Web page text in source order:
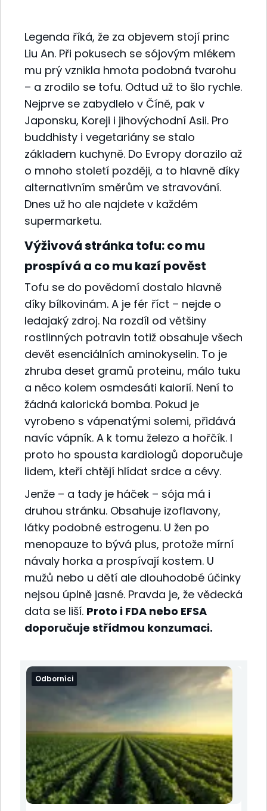
Legenda říká, že za objevem stojí princ
Liu An. Při pokusech se sójovým mlékem
mu prý vznikla hmota podobná tvarohu
– a zrodilo se tofu. Odtud už to šlo rychle.
Nejprve se zabydlelo v Číně, pak v
Japonsku, Koreji i jihovýchodní Asii. Pro
buddhisty i vegetariány se stalo
základem kuchyně. Do Evropy dorazilo až
o mnoho století později, a to hlavně díky
alternativním směrům ve stravování.
Dnes už ho ale najdete v každém
supermarketu.
Výživová stránka tofu: co mu
prospívá a co mu kazí pověst
Tofu se do povědomí dostalo hlavně
díky bílkovinám. A je fér říct – nejde o
ledajaký zdroj. Na rozdíl od většiny
rostlinných potravin totiž obsahuje všech
devět esenciálních aminokyselin. To je
zhruba deset gramů proteinu, málo tuku
a něco kolem osmdesáti kalorií. Není to
žádná kalorická bomba. Pokud je
vyrobeno s vápenatými solemi, přidává
navíc vápník. A k tomu železo a hořčík. I
proto ho spousta kardiologů doporučuje
lidem, kteří chtějí hlídat srdce a cévy.
Jenže – a tady je háček – sója má i
druhou stránku. Obsahuje izoflavony,
látky podobné estrogenu. U žen po
menopauze to bývá plus, protože mírní
návaly horka a prospívají kostem. U
mužů nebo u dětí ale dlouhodobé účinky
nejsou úplně jasné. Pravda je, že vědecká
data se liší. Proto i FDA nebo EFSA
doporučuje střídmou konzumaci.
Odborníci